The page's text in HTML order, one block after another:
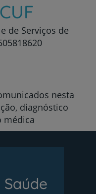
de Serviços de
nesta
diagnóstico
médica